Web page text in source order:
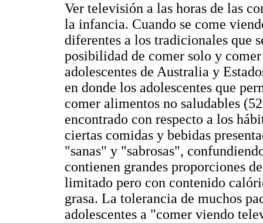
Ver televisión a las horas de las
la infancia. Cuando se come
diferentes a los tradicionales que
posibilidad de comer solo y
adolescentes de Australia y
en donde los adolescentes que
comer alimentos no saludables
encontrado con respecto a los
ciertas comidas y bebidas
"sanas" y "sabrosas",
contienen grandes proporciones
limitado pero con contenido
grasa. La tolerancia de muchos
adolescentes a "comer viendo